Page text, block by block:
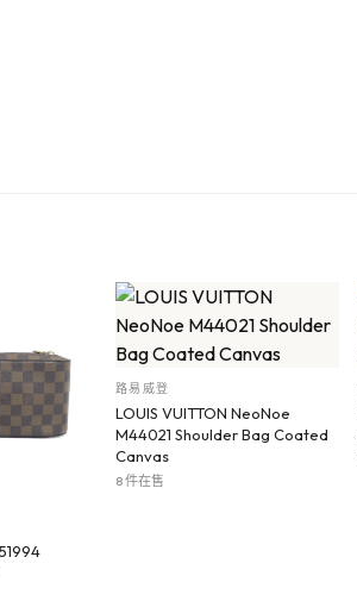
路易威登
LOUIS VUITTON NeoNoe
M44021 Shoulder Bag Coated
Canvas
8 件在售